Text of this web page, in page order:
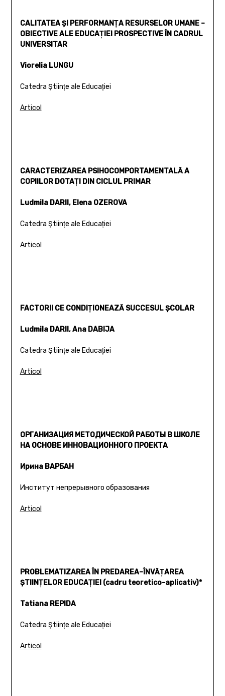
CALITATEA ŞI PERFORMANŢA RESURSELOR UMANE –
OBIECTIVE ALE EDUCAŢIEI PROSPECTIVE ÎN CADRUL
UNIVERSITAR
Viorelia LUNGU
Catedra Ştiinţe ale Educaţiei
Articol
CARACTERIZAREA PSIHOCOMPORTAMENTALĂ A
COPIILOR DOTAŢI DIN CICLUL PRIMAR
Ludmila DARII, Elena OZEROVA
Catedra Ştiinţe ale Educaţiei
Articol
FACTORII CE CONDIŢIONEAZĂ SUCCESUL ŞCOLAR
Ludmila DARII, Ana DABIJA
Catedra Ştiinţe ale Educaţiei
Articol
ОРГАНИЗАЦИЯ МЕТОДИЧЕСКОЙ РАБОТЫ В ШКОЛЕ
НА ОСНОВЕ ИННОВАЦИОННОГО ПРОЕКТА
Ирина ВАРБАН
Институт непрерывного образования
Articol
PROBLEMATIZAREA ÎN PREDAREA–ÎNVĂŢAREA
ŞTIINŢELOR EDUCAŢIEI (cadru teoretico-aplicativ)*
Tatiana REPIDA
Catedra Ştiinţe ale Educaţiei
Articol